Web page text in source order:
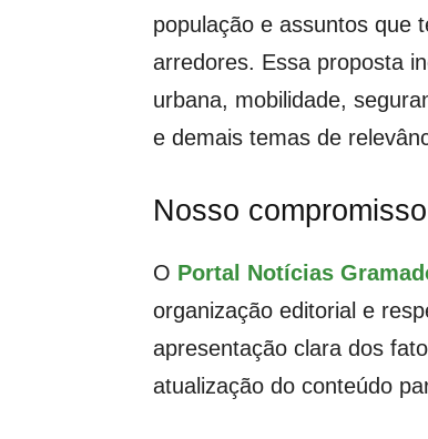
população e assuntos que
arredores. Essa proposta
urbana, mobilidade,
e demais temas de
Nosso
O Portal Notícias
organização editorial e
apresentação clara dos
atualização do conteúdo